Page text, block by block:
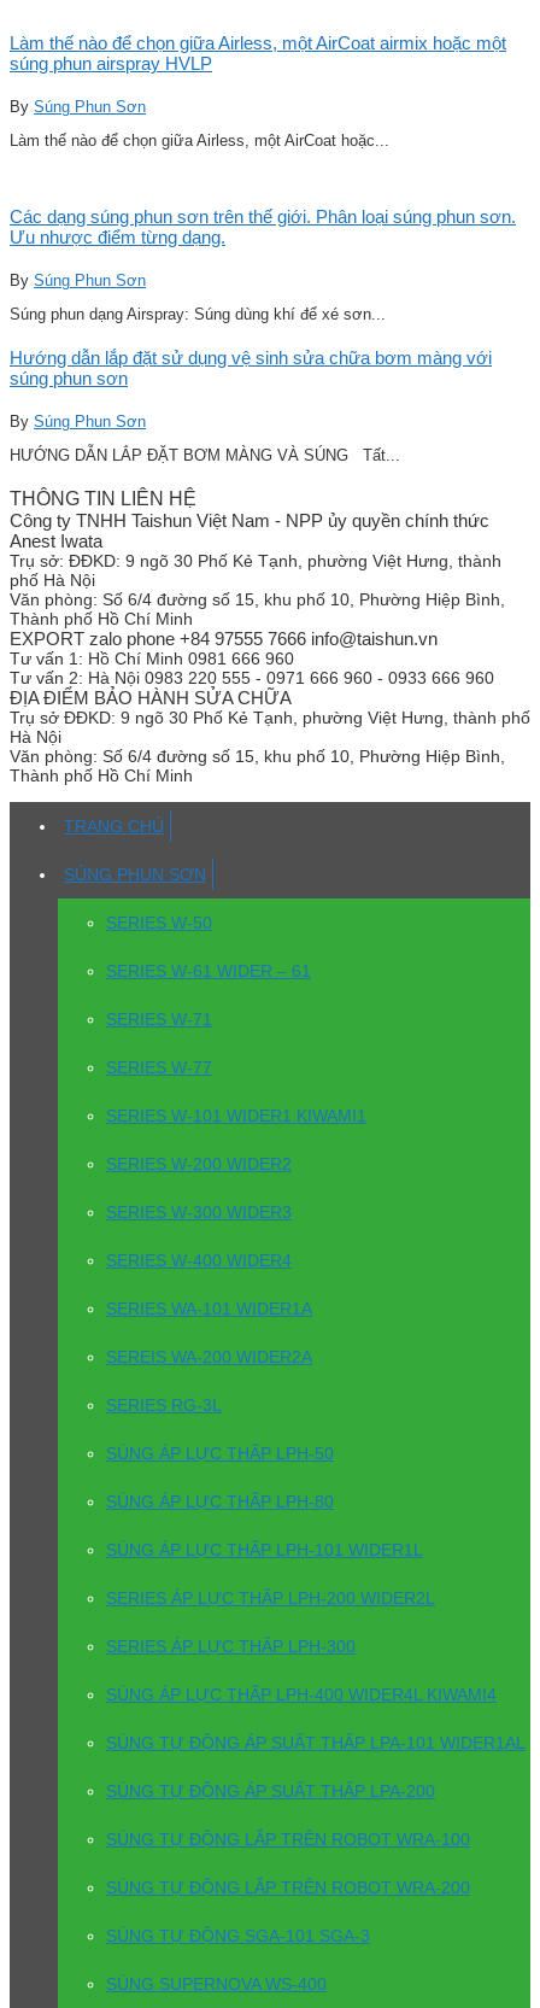
Làm thế nào để chọn giữa Airless, một AirCoat airmix hoặc một
súng phun airspray HVLP
By Súng Phun Sơn
Làm thế nào để chọn giữa Airless, một AirCoat hoặc...
Các dạng súng phun sơn trên thế giới. Phân loại súng phun sơn.
Ưu nhược điểm từng dạng.
By Súng Phun Sơn
Súng phun dạng Airspray: Súng dùng khí để xé sơn...
Hướng dẫn lắp đặt sử dụng vệ sinh sửa chữa bơm màng với
súng phun sơn
By Súng Phun Sơn
HƯỚNG DẪN LẮP ĐẶT BƠM MÀNG VÀ SÚNG Tất...
THÔNG TIN LIÊN HỆ
Công ty TNHH Taishun Việt Nam - NPP ủy quyền chính thức
Anest Iwata
Trụ sở: ĐĐKD: 9 ngõ 30 Phố Kẻ Tạnh, phường Việt Hưng, thành
phố Hà Nội
Văn phòng: Số 6/4 đường số 15, khu phố 10, Phường Hiệp Bình,
Thành phố Hồ Chí Minh
EXPORT zalo phone +84 97555 7666 info@taishun.vn
Tư vấn 1: Hồ Chí Minh 0981 666 960
Tư vấn 2: Hà Nội 0983 220 555 - 0971 666 960 - 0933 666 960
ĐỊA ĐIỂM BẢO HÀNH SỬA CHỮA
Trụ sở ĐĐKD: 9 ngõ 30 Phố Kẻ Tạnh, phường Việt Hưng, thành phố
Hà Nội
Văn phòng: Số 6/4 đường số 15, khu phố 10, Phường Hiệp Bình,
Thành phố Hồ Chí Minh
TRANG CHỦ
SÚNG PHUN SƠN
SERIES W-50
SERIES W-61 WIDER – 61
SERIES W-71
SERIES W-77
SERIES W-101 WIDER1 KIWAMI1
SERIES W-200 WIDER2
SERIES W-300 WIDER3
SERIES W-400 WIDER4
SERIES WA-101 WIDER1A
SEREIS WA-200 WIDER2A
SERIES RG-3L
SÚNG ÁP LỰC THẤP LPH-50
SÚNG ÁP LỰC THẤP LPH-80
SÚNG ÁP LỰC THẤP LPH-101 WIDER1L
SERIES ÁP LỰC THẤP LPH-200 WIDER2L
SERIES ÁP LỰC THẤP LPH-300
SÚNG ÁP LỰC THẤP LPH-400 WIDER4L KIWAMI4
SÚNG TỰ ĐỘNG ÁP SUẤT THẤP LPA-101 WIDER1AL
SÚNG TỰ ĐỘNG ÁP SUẤT THẤP LPA-200
SÚNG TỰ ĐỘNG LẮP TRÊN ROBOT WRA-100
SÚNG TỰ ĐỘNG LẮP TRÊN ROBOT WRA-200
SÚNG TỰ ĐỘNG SGA-101 SGA-3
SÚNG SUPERNOVA WS-400